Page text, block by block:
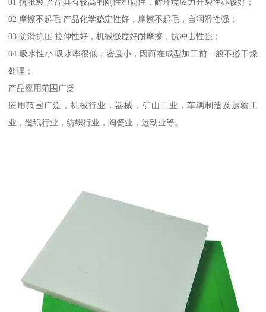
02 摩擦不起毛 产品化学稳定性好，摩擦不起毛，自润滑性强；
03 防滑抗压 拉伸性好，机械强度好耐摩擦，抗冲击性强；
04 吸水性小 吸水率很低，密度小，因而在成型加工前一般不必干燥
处理；
产品应用范围广泛
应用范围广泛，机械行业，器械，矿山工业，车辆制造及运输工
业，造纸行业，纺织行业，陶瓷业，运动业等。